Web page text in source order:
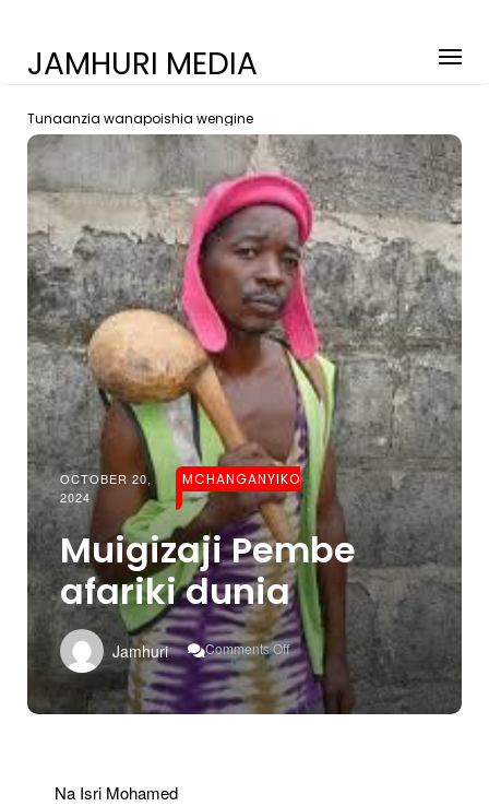
JAMHURI MEDIA
Tunaanzia wanapoishia wengine
OCTOBER 20,
2024
MCHANGANYIKO
Muigizaji Pembe
afariki dunia
Jamhuri Comments Off
On
Muigizaji
Pembe
Afariki
Na Isri Mohamed